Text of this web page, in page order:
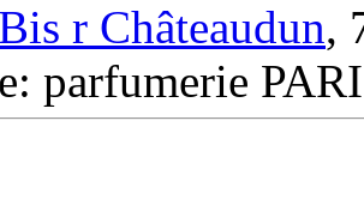
r Châteaudun,
parfumerie